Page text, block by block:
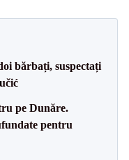
bărbați, suspectați
pe Dunăre.
pentru